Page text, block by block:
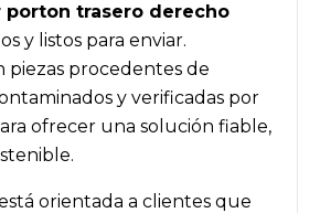
trasero derecho
y listos para enviar.
piezas procedentes de
y verificadas por
ofrecer una solución fiable,
orientada a clientes que